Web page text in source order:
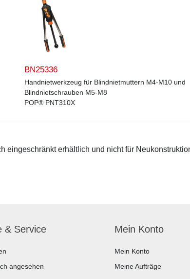
BN25336
Handnietwerkzeug für Blindnietmuttern M4-M10 und
Blindnietschrauben M5-M8
POP® PNT310X
eingeschränkt erhältlich und nicht für
& Service
angesehen
Mein Konto
Mein Konto
Meine Aufträge